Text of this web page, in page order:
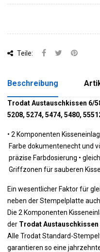
Teile:
Beschreibung
Trodat Austauschkissen 6/
5208, 5274, 5474, 5480,
• 2 Komponenten
Farbe dokumentenecht und
präzise Farbdosierung •
Griffzonen für sauberen
Ein wesentlicher Faktor für
neben der Stempelplatte
Die 2 Komponenten
der Trodat Austauschkissen
Alle Trodat Standard-
garantieren so eine